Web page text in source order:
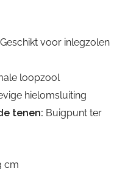
Geschikt voor inlegzolen
loopzool
hielomsluiting
tenen: Buigpunt ter
cm